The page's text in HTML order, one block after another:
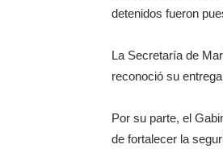
detenidos fueron
La Secretaría de
reconoció su
Por su parte, el
de fortalecer la